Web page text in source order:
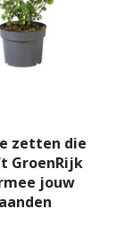
zetten die
GroenRijk
jouw